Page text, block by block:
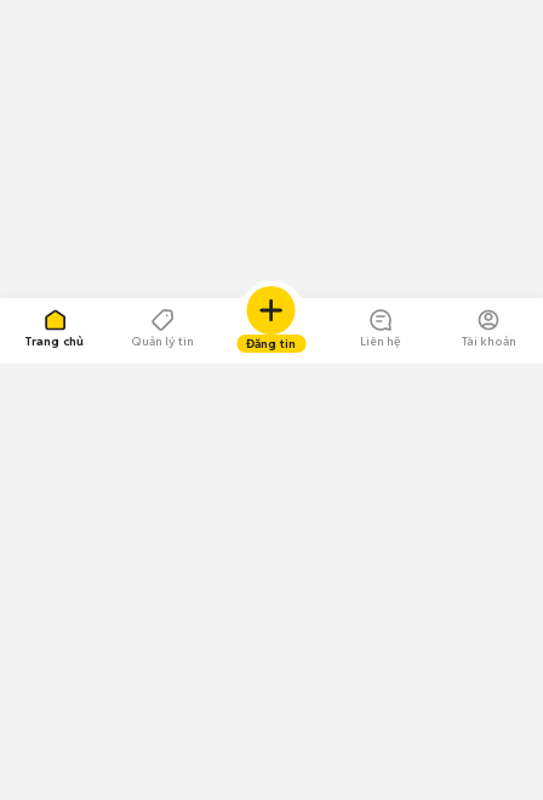
Trang chủ Quản lý tin Đăng tin Liên hệ Tài khoản